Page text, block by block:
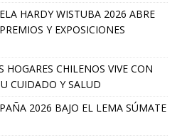
HARDY WISTUBA 2026 ABRE
Y EXPOSICIONES
CHILENOS VIVE CON
CUIDADO Y SALUD
2026 BAJO EL LEMA SÚMATE